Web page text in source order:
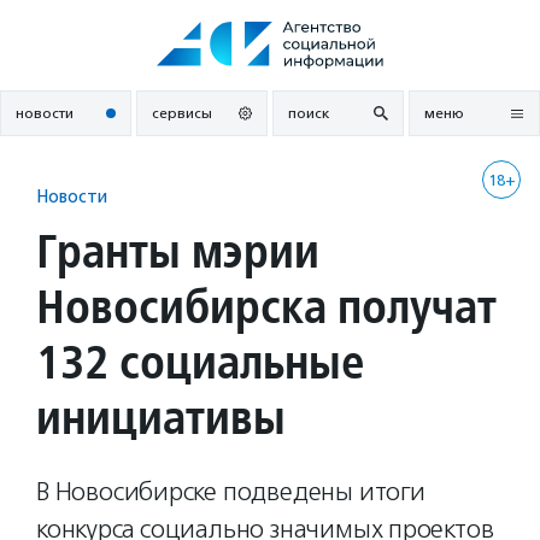
новости сервисы поиск меню
18+
Новости
Гранты мэрии
Новосибирска получат
132 социальные
инициативы
В Новосибирске подведены итоги
конкурса социально значимых проектов